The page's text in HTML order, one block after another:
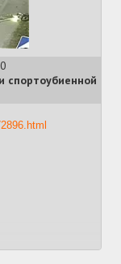
спортоубиенной